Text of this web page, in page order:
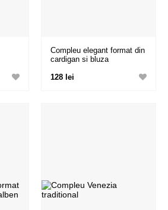
Compleu elegant format din
cardigan si bluza
128 lei